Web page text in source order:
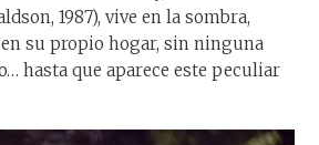
1987), vive en la sombra,
su propio hogar, sin ninguna
hasta que aparece este peculiar